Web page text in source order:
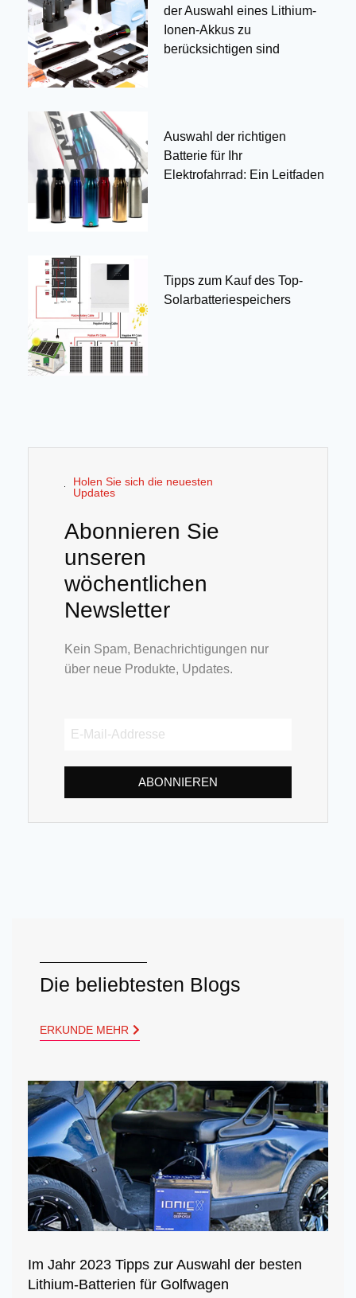
der Auswahl eines Lithium-
Ionen-Akkus zu
berücksichtigen sind
Auswahl der richtigen
Batterie für Ihr
Elektrofahrrad: Ein Leitfaden
Tipps zum Kauf des Top-
Solarbatteriespeichers
Holen Sie sich die neuesten
Updates
Abonnieren Sie
unseren
wöchentlichen
Newsletter
Kein Spam, Benachrichtigungen nur
über neue Produkte, Updates.
ABONNIEREN
Die beliebtesten Blogs
ERKUNDE MEHR
Im Jahr 2023 Tipps zur Auswahl der besten
Lithium-Batterien für Golfwagen